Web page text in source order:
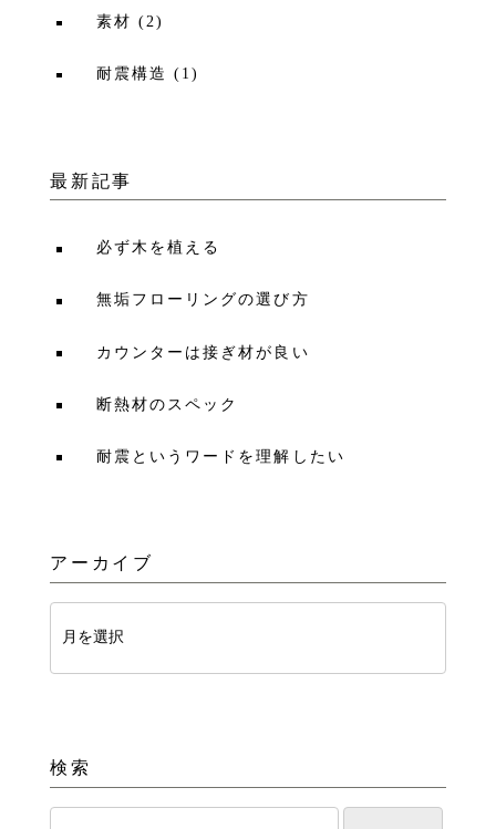
素材 (2)
耐震構造 ( 1)
最新記事
必ず木を植える
無垢フローリングの選び方
カウンターは接ぎ材が良い
断熱材のスペック
耐震というワードを理解したい
アーカイブ
検索